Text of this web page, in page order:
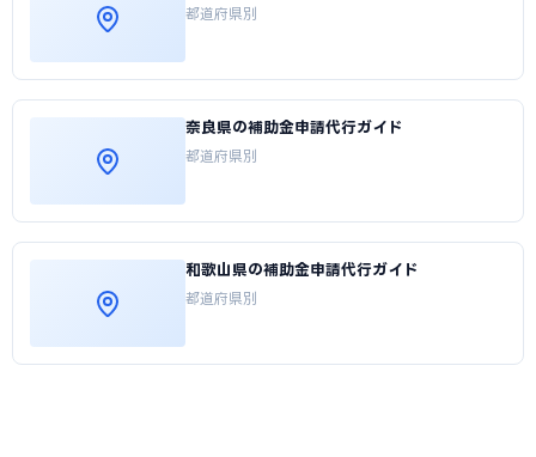
都道府県別
奈良県の補助金申請代行ガイド
都道府県別
和歌山県の補助金申請代行ガイド
都道府県別